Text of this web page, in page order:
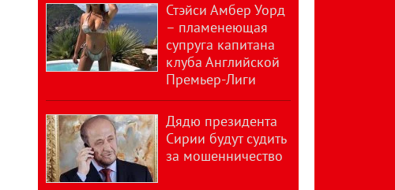
Стэйси Амбер Уорд
– пламенеющая
супруга капитана
клуба Английской
Премьер-Лиги
Дядю президента
Сирии будут судить
за мошенничество